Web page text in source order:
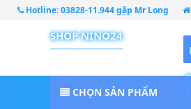
Hotline:03828-11.944 gặp Mr Long
SHOP NINO24
CHỌN SẢN PHẨM